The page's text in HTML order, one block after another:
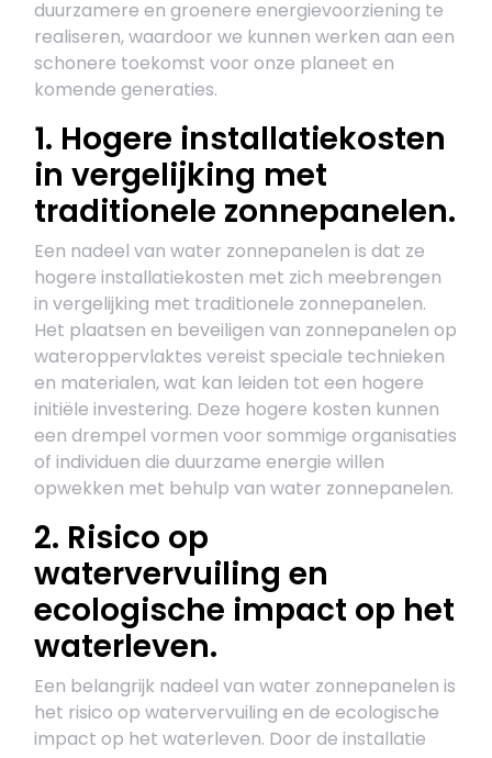
duurzamere en groenere energievoorziening te
realiseren, waardoor we kunnen werken aan een
schonere toekomst voor onze planeet en
komende generaties.
1. Hogere installatiekosten
in vergelijking met
traditionele zonnepanelen.
Een nadeel van water zonnepanelen is dat ze
hogere installatiekosten met zich meebrengen
in vergelijking met traditionele zonnepanelen.
Het plaatsen en beveiligen van zonnepanelen op
wateroppervlaktes vereist speciale technieken
en materialen, wat kan leiden tot een hogere
initiële investering. Deze hogere kosten kunnen
een drempel vormen voor sommige organisaties
of individuen die duurzame energie willen
opwekken met behulp van water zonnepanelen.
2. Risico op
watervervuiling en
ecologische impact op het
waterleven.
Een belangrijk nadeel van water zonnepanelen is
het risico op watervervuiling en de ecologische
impact op het waterleven. Door de installatie